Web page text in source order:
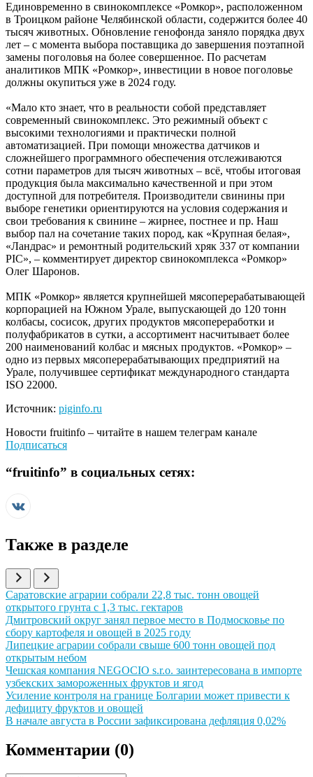
Единовременно в свинокомплексе «Ромкор», расположенном
в Троицком районе Челябинской области, содержится более 40
тысяч животных. Обновление генофонда заняло порядка двух
лет – с момента выбора поставщика до завершения поэтапной
замены поголовья на более совершенное. По расчетам
аналитиков МПК «Ромкор», инвестиции в новое поголовье
должны окупиться уже в 2024 году.
«Мало кто знает, что в реальности собой представляет
современный свинокомплекс. Это режимный объект с
высокими технологиями и практически полной
автоматизацией. При помощи множества датчиков и
сложнейшего программного обеспечения отслеживаются
сотни параметров для тысяч животных – всё, чтобы итоговая
продукция была максимально качественной и при этом
доступной для потребителя. Производители свинины при
выборе генетики ориентируются на условия содержания и
свои требования к свинине – жирнее, постнее и пр. Наш
выбор пал на сочетание таких пород, как «Крупная белая»,
«Ландрас» и ремонтный родительский хряк 337 от компании
PIC», – комментирует директор свинокомплекса «Ромкор»
Олег Шаронов.
МПК «Ромкор» является крупнейшей мясоперерабатывающей
корпорацией на Южном Урале, выпускающей до 120 тонн
колбасы, сосисок, других продуктов мясопереработки и
полуфабрикатов в сутки, а ассортимент насчитывает более
200 наименований колбас и мясных продуктов. «Ромкор» –
одно из первых мясоперерабатывающих предприятий на
Урале, получившее сертификат международного стандарта
ISO 22000.
Источник: piginfo.ru
Новости fruitinfo – читайте в нашем телеграм канале
Подписаться
“fruitinfo” в социальных сетях:
Также в разделе
Иллюстрация новости
Саратовские аграрии собрали 22,8 тыс. тонн овощей
открытого грунта с 1,3 тыс. гектаров
Иллюстрация новости
Дмитровский округ занял первое место в Подмосковье по
сбору картофеля и овощей в 2025 году
Иллюстрация новости
Липецкие аграрии собрали свыше 600 тонн овощей под
открытым небом
Иллюстрация новости
Чешская компания NEGOCIO s.r.o. заинтересована в импорте
узбекских замороженных фруктов и ягод
Иллюстрация новости
Усиление контроля на границе Болгарии может привести к
дефициту фруктов и овощей
Иллюстрация новости
В начале августа в России зафиксирована дефляция 0,02%
Комментарии (0)